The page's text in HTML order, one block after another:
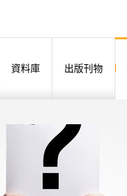
資料庫 出版刊物